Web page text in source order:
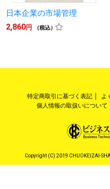
日本企業の市場管理
2,860円 （税込）
特定商取引に基づく表記 よ
個人情報の取扱いについて
Copyright (C) 2019 CHUOKEIZAI-